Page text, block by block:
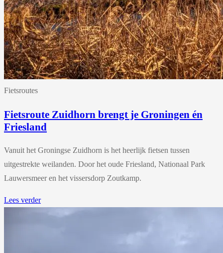
Fietsroutes
Fietsroute Zuidhorn brengt je Groningen én
Friesland
Vanuit het Groningse Zuidhorn is het heerlijk fietsen tussen
uitgestrekte weilanden. Door het oude Friesland, Nationaal Park
Lauwersmeer en het vissersdorp Zoutkamp.
Lees verder